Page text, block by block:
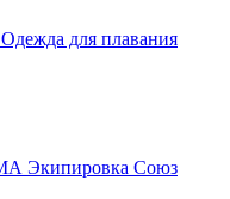
Одежда для плавания
Экипировка Союз